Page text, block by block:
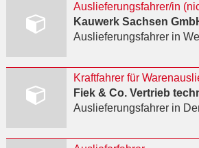
Auslieferungsfahrer/in
Kauwerk Sachsen
Auslieferungsfahrerin
Fiek & Co. Vertrieb
Auslieferungsfahrerin